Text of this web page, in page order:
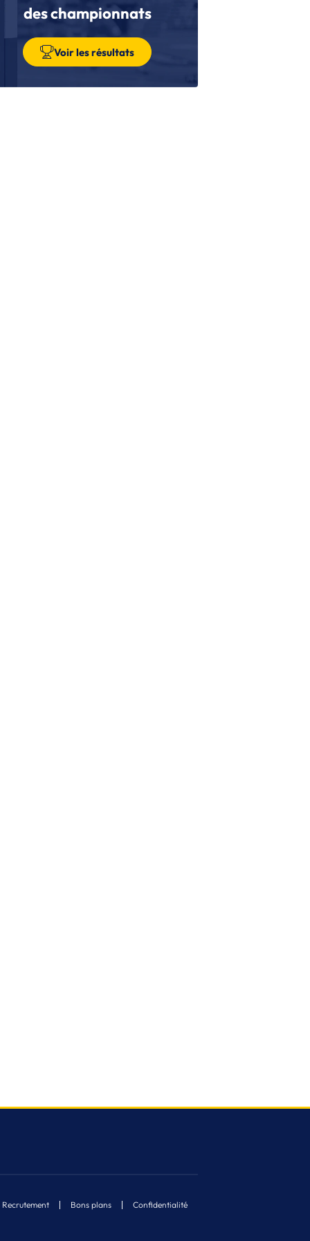
| 06/11/2025
Barça officialise l'arrivée de Sergey
jusqu'en 2029
García Cuesta s’est éteint, le
des championnats
Voir les résultats
Recrutement Bons plans Confidentialité